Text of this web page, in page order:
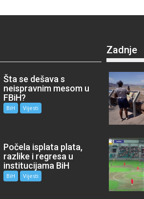
Šta se dešava s
neispravnim mesom u
FBiH?
BiH Vijesti
Počela isplata plata,
razlike i regresa u
institucijama BiH
BiH Vijesti
Zadnje